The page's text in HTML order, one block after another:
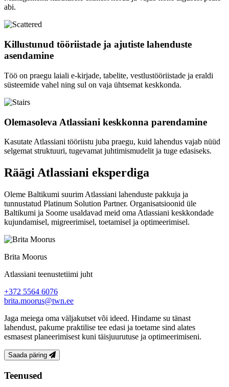
abi.
Killustunud tööriistade ja ajutiste lahenduste
asendamine
Töö on praegu laiali e-kirjade, tabelite, vestlustööriistade ja eraldi
süsteemide vahel ning sul on vaja ühtsemat keskkonda.
Olemasoleva Atlassiani keskkonna parendamine
Kasutate Atlassiani tööriistu juba praegu, kuid lahendus vajab nüüd
selgemat struktuuri, tugevamat juhtimismudelit ja tuge edasiseks.
Räägi Atlassiani eksperdiga
Oleme Baltikumi suurim Atlassiani lahenduste pakkuja ja
tunnustatud Platinum Solution Partner. Organisatsioonid üle
Baltikumi ja Soome usaldavad meid oma Atlassiani keskkondade
kujundamisel, migreerimisel, toetamisel ja optimeerimisel.
Brita Moorus
Atlassiani teenustetiimi juht
+372 5564 6076
brita.moorus@twn.ee
Jaga meiega oma väljakutset või ideed. Hindame su tänast
lahendust, pakume praktilise tee edasi ja toetame sind alates
esmasest planeerimisest kuni täisjuurutuse ja optimeerimiseni.
Saada päring
Jalus
Teenused